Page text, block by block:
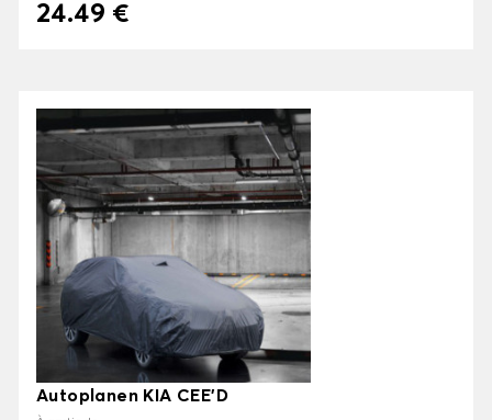
24.49 €
Autoplanen KIA CEE'D